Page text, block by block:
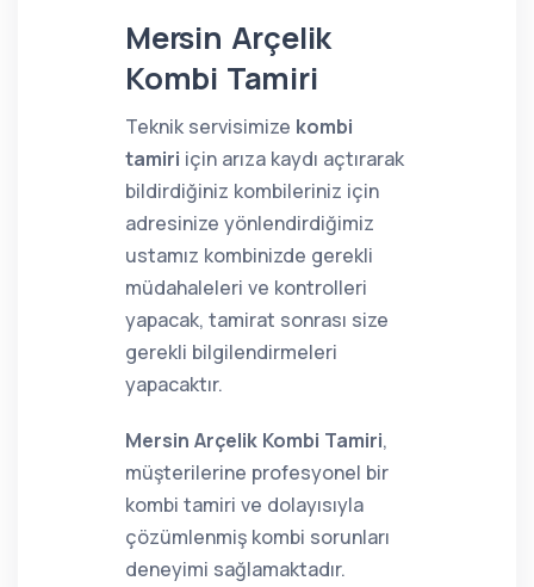
Mersin Arçelik
Kombi Tamiri
Teknik servisimize kombi
tamiri için arıza kaydı açtırarak
bildirdiğiniz kombileriniz için
adresinize yönlendirdiğimiz
ustamız kombinizde gerekli
müdahaleleri ve kontrolleri
yapacak, tamirat sonrası size
gerekli bilgilendirmeleri
yapacaktır.
Mersin Arçelik Kombi Tamiri,
müşterilerine profesyonel bir
kombi tamiri ve dolayısıyla
çözümlenmiş kombi sorunları
deneyimi sağlamaktadır.